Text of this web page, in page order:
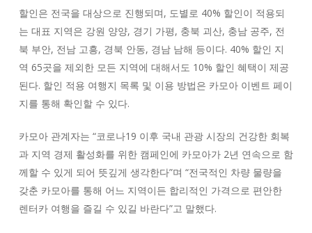
할인은 전국을 대상으로 진행되며, 도별로 40% 할인이 적용되
는 대표 지역은 강원 양양, 경기 가평, 충북 괴산, 충남 공주, 전
북 부안, 전남 고흥, 경북 안동, 경남 남해 등이다. 40% 할인 지
역 65곳을 제외한 모든 지역에 대해서도 10% 할인 혜택이 제공
된다. 할인 적용 여행지 목록 및 이용 방법은 카모아 이벤트 페이
지를 통해 확인할 수 있다.
카모아 관계자는 “코로나19 이후 국내 관광 시장의 건강한 회복
과 지역 경제 활성화를 위한 캠페인에 카모아가 2년 연속으로 함
께할 수 있게 되어 뜻깊게 생각한다”며 “전국적인 차량 물량을
갖춘 카모아를 통해 어느 지역이든 합리적인 가격으로 편안한
렌터카 여행을 즐길 수 있길 바란다”고 말했다.